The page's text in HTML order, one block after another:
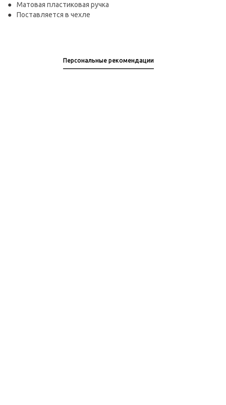
Матовая пластиковая ручка
Поставляется в чехле
Персональные рекомендации